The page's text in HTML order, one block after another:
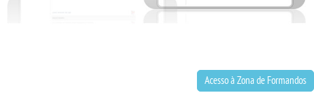
Acesso à Zona de Formandos